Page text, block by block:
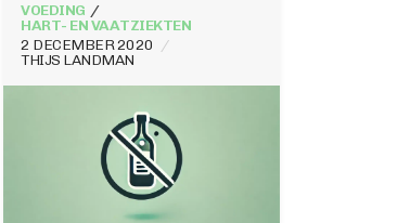
2 DECEMBER 2020
THIJS LANDMAN
VOEDING
HART- EN VAATZIEKTEN